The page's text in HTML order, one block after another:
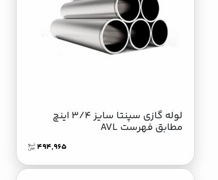
لوله گازی سپنتا سایز 3/4 اینچ
مطابق فهرست AVL
494,965